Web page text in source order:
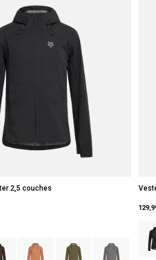
2,5 couches
of Noir.
swatch type of Marron Cacao.
Product swatch type of Coral.
Product swatch type of
Product swatch